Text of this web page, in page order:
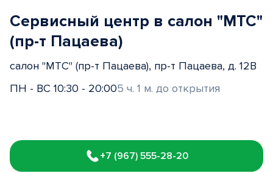
Сервисный центр в салон "МТС"
(пр-т Пацаева)
салон "МТС" (пр-т Пацаева), пр-т Пацаева, д. 12В
ПН - ВС 10:30 - 20:005 ч. 1 м. до открытия
1
of
+7 (967) 555-28-20